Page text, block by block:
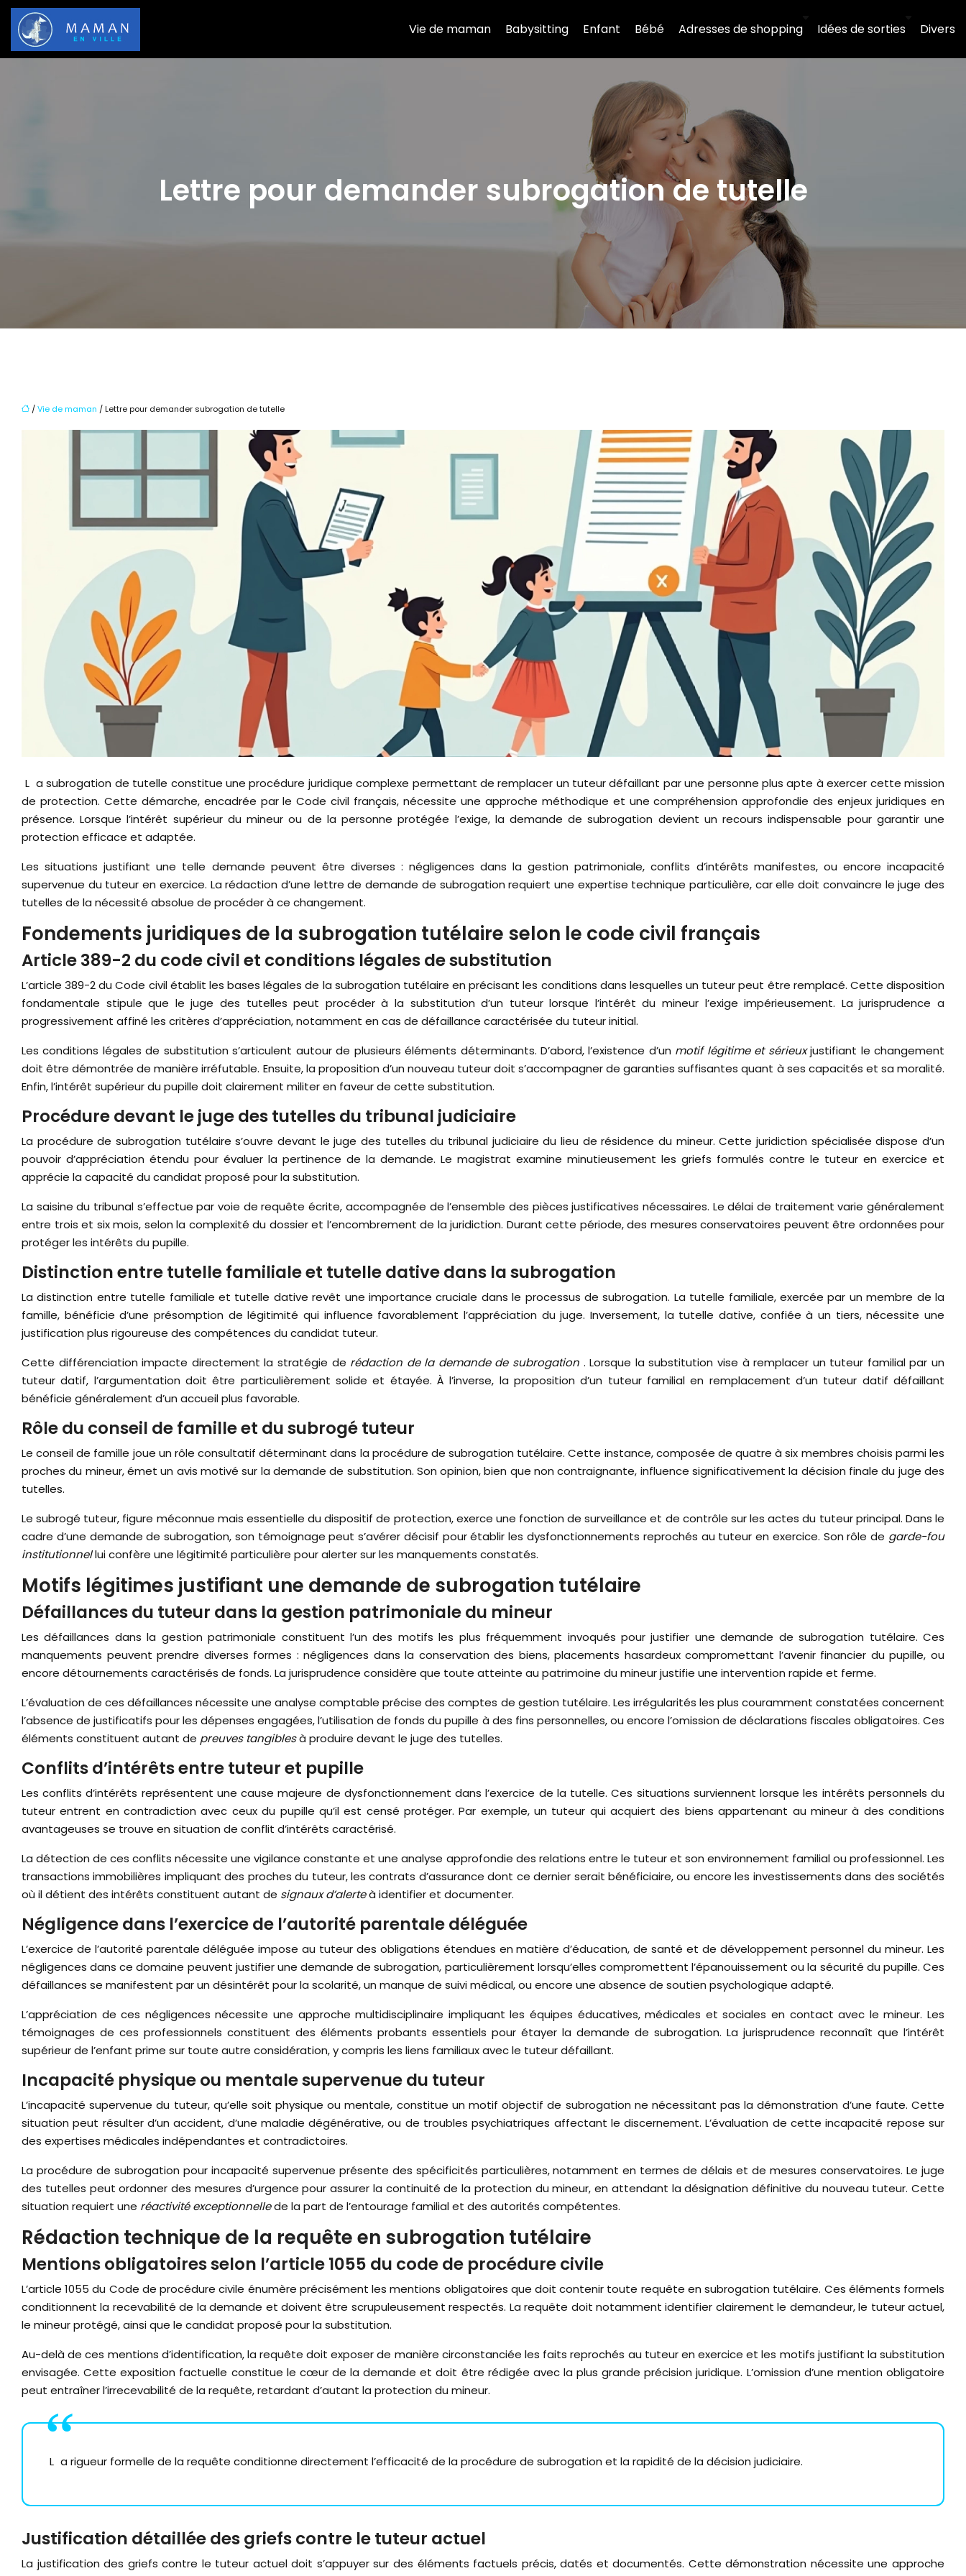
Vie de maman Babysitting Enfant Bébé Adresses de shopping Idées de sorties Divers
Lettre pour demander subrogation de tutelle
/Vie de maman / Lettre pour demander subrogation de tutelle
La subrogation de tutelle constitue une procédure juridique complexe permettant de remplacer un tuteur défaillant par une personne plus apte à exercer cette mission
de protection. Cette démarche, encadrée par le Code civil français, nécessite une approche méthodique et une compréhension approfondie des enjeux juridiques en
présence. Lorsque l’intérêt supérieur du mineur ou de la personne protégée l’exige, la demande de subrogation devient un recours indispensable pour garantir une
protection efficace et adaptée.
Les situations justifiant une telle demande peuvent être diverses : négligences dans la gestion patrimoniale, conflits d’intérêts manifestes, ou encore incapacité
supervenue du tuteur en exercice. La rédaction d’une lettre de demande de subrogation requiert une expertise technique particulière, car elle doit convaincre le juge des
tutelles de la nécessité absolue de procéder à ce changement.
Fondements juridiques de la subrogation tutélaire selon le code civil français
Article 389-2 du code civil et conditions légales de substitution
L’article 389-2 du Code civil établit les bases légales de la subrogation tutélaire en précisant les conditions dans lesquelles un tuteur peut être remplacé. Cette disposition
fondamentale stipule que le juge des tutelles peut procéder à la substitution d’un tuteur lorsque l’intérêt du mineur l’exige impérieusement. La jurisprudence a
progressivement affiné les critères d’appréciation, notamment en cas de défaillance caractérisée du tuteur initial.
Les conditions légales de substitution s’articulent autour de plusieurs éléments déterminants. D’abord, l’existence d’un motif légitime et sérieuxjustifiant le changement
doit être démontrée de manière irréfutable. Ensuite, la proposition d’un nouveau tuteur doit s’accompagner de garanties suffisantes quant à ses capacités et sa moralité.
Enfin, l’intérêt supérieur du pupille doit clairement militer en faveur de cette substitution.
Procédure devant le juge des tutelles du tribunal judiciaire
La procédure de subrogation tutélaire s’ouvre devant le juge des tutelles du tribunal judiciaire du lieu de résidence du mineur. Cette juridiction spécialisée dispose d’un
pouvoir d’appréciation étendu pour évaluer la pertinence de la demande. Le magistrat examine minutieusement les griefs formulés contre le tuteur en exercice et
apprécie la capacité du candidat proposé pour la substitution.
La saisine du tribunal s’effectue par voie de requête écrite, accompagnée de l’ensemble des pièces justificatives nécessaires. Le délai de traitement varie généralement
entre trois et six mois, selon la complexité du dossier et l’encombrement de la juridiction. Durant cette période, des mesures conservatoires peuvent être ordonnées pour
protéger les intérêts du pupille.
Distinction entre tutelle familiale et tutelle dative dans la subrogation
La distinction entre tutelle familiale et tutelle dative revêt une importance cruciale dans le processus de subrogation. La tutelle familiale, exercée par un membre de la
famille, bénéficie d’une présomption de légitimité qui influence favorablement l’appréciation du juge. Inversement, la tutelle dative, confiée à un tiers, nécessite une
justification plus rigoureuse des compétences du candidat tuteur.
Cette différenciation impacte directement la stratégie de rédaction de la demande de subrogation . Lorsque la substitution vise à remplacer un tuteur familial par un
tuteur datif, l’argumentation doit être particulièrement solide et étayée. À l’inverse, la proposition d’un tuteur familial en remplacement d’un tuteur datif défaillant
bénéficie généralement d’un accueil plus favorable.
Rôle du conseil de famille et du subrogé tuteur
Le conseil de famille joue un rôle consultatif déterminant dans la procédure de subrogation tutélaire. Cette instance, composée de quatre à six membres choisis parmi les
proches du mineur, émet un avis motivé sur la demande de substitution. Son opinion, bien que non contraignante, influence significativement la décision finale du juge des
tutelles.
Le subrogé tuteur, figure méconnue mais essentielle du dispositif de protection, exerce une fonction de surveillance et de contrôle sur les actes du tuteur principal. Dans le
cadre d’une demande de subrogation, son témoignage peut s’avérer décisif pour établir les dysfonctionnements reprochés au tuteur en exercice. Son rôle de garde-fou
institutionnellui confère une légitimité particulière pour alerter sur les manquements constatés.
Motifs légitimes justifiant une demande de subrogation tutélaire
Défaillances du tuteur dans la gestion patrimoniale du mineur
Les défaillances dans la gestion patrimoniale constituent l’un des motifs les plus fréquemment invoqués pour justifier une demande de subrogation tutélaire. Ces
manquements peuvent prendre diverses formes : négligences dans la conservation des biens, placements hasardeux compromettant l’avenir financier du pupille, ou
encore détournements caractérisés de fonds. La jurisprudence considère que toute atteinte au patrimoine du mineur justifie une intervention rapide et ferme.
L’évaluation de ces défaillances nécessite une analyse comptable précise des comptes de gestion tutélaire. Les irrégularités les plus couramment constatées concernent
l’absence de justificatifs pour les dépenses engagées, l’utilisation de fonds du pupille à des fins personnelles, ou encore l’omission de déclarations fiscales obligatoires. Ces
éléments constituent autant de preuves tangiblesà produire devant le juge des tutelles.
Conflits d’intérêts entre tuteur et pupille
Les conflits d’intérêts représentent une cause majeure de dysfonctionnement dans l’exercice de la tutelle. Ces situations surviennent lorsque les intérêts personnels du
tuteur entrent en contradiction avec ceux du pupille qu’il est censé protéger. Par exemple, un tuteur qui acquiert des biens appartenant au mineur à des conditions
avantageuses se trouve en situation de conflit d’intérêts caractérisé.
La détection de ces conflits nécessite une vigilance constante et une analyse approfondie des relations entre le tuteur et son environnement familial ou professionnel. Les
transactions immobilières impliquant des proches du tuteur, les contrats d’assurance dont ce dernier serait bénéficiaire, ou encore les investissements dans des sociétés
où il détient des intérêts constituent autant de signaux d’alerteà identifier et documenter.
Négligence dans l’exercice de l’autorité parentale déléguée
L’exercice de l’autorité parentale déléguée impose au tuteur des obligations étendues en matière d’éducation, de santé et de développement personnel du mineur. Les
négligences dans ce domaine peuvent justifier une demande de subrogation, particulièrement lorsqu’elles compromettent l’épanouissement ou la sécurité du pupille. Ces
défaillances se manifestent par un désintérêt pour la scolarité, un manque de suivi médical, ou encore une absence de soutien psychologique adapté.
L’appréciation de ces négligences nécessite une approche multidisciplinaire impliquant les équipes éducatives, médicales et sociales en contact avec le mineur. Les
témoignages de ces professionnels constituent des éléments probants essentiels pour étayer la demande de subrogation. La jurisprudence reconnaît que l’intérêt
supérieur de l’enfant prime sur toute autre considération, y compris les liens familiaux avec le tuteur défaillant.
Incapacité physique ou mentale supervenue du tuteur
L’incapacité supervenue du tuteur, qu’elle soit physique ou mentale, constitue un motif objectif de subrogation ne nécessitant pas la démonstration d’une faute. Cette
situation peut résulter d’un accident, d’une maladie dégénérative, ou de troubles psychiatriques affectant le discernement. L’évaluation de cette incapacité repose sur
des expertises médicales indépendantes et contradictoires.
La procédure de subrogation pour incapacité supervenue présente des spécificités particulières, notamment en termes de délais et de mesures conservatoires. Le juge
des tutelles peut ordonner des mesures d’urgence pour assurer la continuité de la protection du mineur, en attendant la désignation définitive du nouveau tuteur. Cette
situation requiert une réactivité exceptionnellede la part de l’entourage familial et des autorités compétentes.
Rédaction technique de la requête en subrogation tutélaire
Mentions obligatoires selon l’article 1055 du code de procédure civile
L’article 1055 du Code de procédure civile énumère précisément les mentions obligatoires que doit contenir toute requête en subrogation tutélaire. Ces éléments formels
conditionnent la recevabilité de la demande et doivent être scrupuleusement respectés. La requête doit notamment identifier clairement le demandeur, le tuteur actuel,
le mineur protégé, ainsi que le candidat proposé pour la substitution.
Au-delà de ces mentions d’identification, la requête doit exposer de manière circonstanciée les faits reprochés au tuteur en exercice et les motifs justifiant la substitution
envisagée. Cette exposition factuelle constitue le cœur de la demande et doit être rédigée avec la plus grande précision juridique. L’omission d’une mention obligatoire
peut entraîner l’irrecevabilité de la requête, retardant d’autant la protection du mineur.
La rigueur formelle de la requête conditionne directement l’efficacité de la procédure de subrogation et la rapidité de la décision judiciaire.
Justification détaillée des griefs contre le tuteur actuel
La justification des griefs contre le tuteur actuel doit s’appuyer sur des éléments factuels précis, datés et documentés. Cette démonstration nécessite une approche